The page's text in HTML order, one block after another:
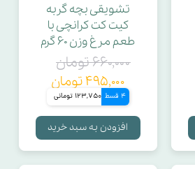
تشویقی بچه گربه
کیت کت کرانچی با
طعم مرغ وزن ۶۰ گرم
۶۶۰,۰۰۰ تومان
۴۹۵,۰۰۰ تومان
4 قسط 123,750 تومانی
افزودن به سبد خرید